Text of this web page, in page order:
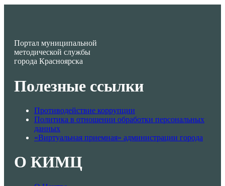
Портал муниципальной
методической службы
города Красноярска
Полезные ссылки
Противодействие коррупции
Политика в отношении обработки персональных
данных
«Виртуальная приемная» администрации города
О КИМЦ